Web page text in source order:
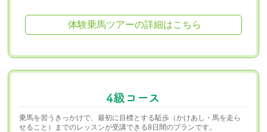
体験乗馬ツアーの詳細はこちら
4級コース
乗馬を習うきっかけで、最初に目標とする駈歩（かけあし・馬を走ら
せること）までのレッスンが受講できる8日間のプランです。